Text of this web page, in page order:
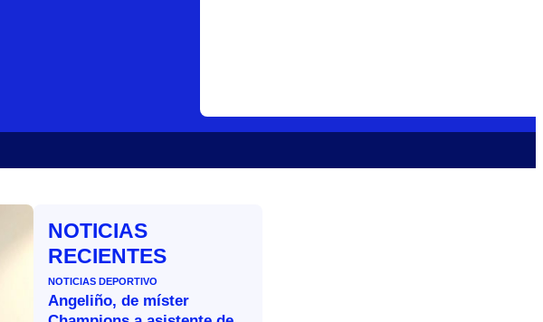
NOTICIAS
RECIENTES
NOTICIAS DEPORTIVO
Angeliño, de míster